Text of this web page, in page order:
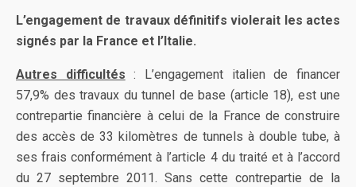
L’engagement de travaux définitifs violerait les actes
signés par la France et l’Italie.
Autres difficultés : L’engagement italien de financer
57,9% des travaux du tunnel de base (article 18), est une
contrepartie financière à celui de la France de construire
des accès de 33 kilomètres de tunnels à double tube, à
ses frais conformément à l’article 4 du traité et à l’accord
du 27 septembre 2011. Sans cette contrepartie de la